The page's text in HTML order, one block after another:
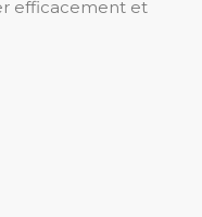
efficacement et